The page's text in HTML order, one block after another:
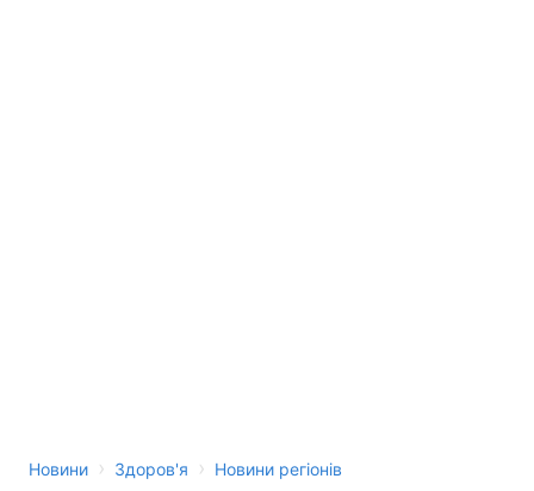
Новини › Здоров'я › Новини регіонів